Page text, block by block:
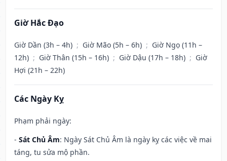
Giờ Hắc Đạo
Giờ Dần (3h – 4h) ; Giờ Mão (5h – 6h) ; Giờ Ngọ (11h –
12h) ; Giờ Thân (15h – 16h) ; Giờ Dậu (17h – 18h) ; Giờ
Hợi (21h – 22h)
Các Ngày Kỵ
Phạm phải ngày:
- Sát Chủ Âm: Ngày Sát Chủ Âm là ngày kỵ các việc về mai
táng, tu sửa mộ phần.